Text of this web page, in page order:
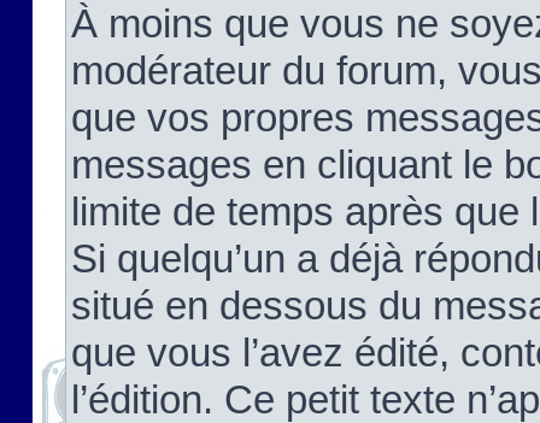
À moins que vous ne
modérateur du forum,
que vos propres
messages en cliquant le
limite de temps après que
Si quelqu’un a déjà
situé en dessous du
que vous l’avez édité,
l’édition. Ce petit texte